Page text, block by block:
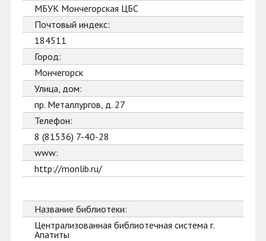
МБУК Мончегорская ЦБС
Почтовый индекс:
184511
Город:
Мончегорск
Улица, дом:
пр. Металлургов, д. 27
Телефон:
8 (81536) 7-40-28
www:
http://monlib.ru/
Название библиотеки:
Централизованная библиотечная система г.
Апатиты